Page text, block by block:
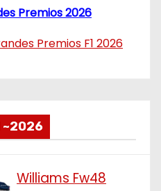
Premios 2026
Premios F1 2026
~2026
Williams Fw48